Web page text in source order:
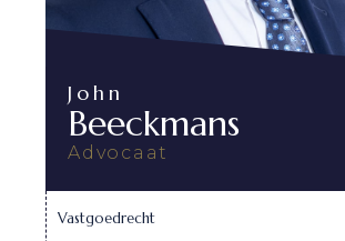
John
Beeckmans
Advocaat
Vastgoedrecht